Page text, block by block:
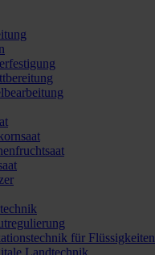
für Flüssigkeiten
Landtechnik